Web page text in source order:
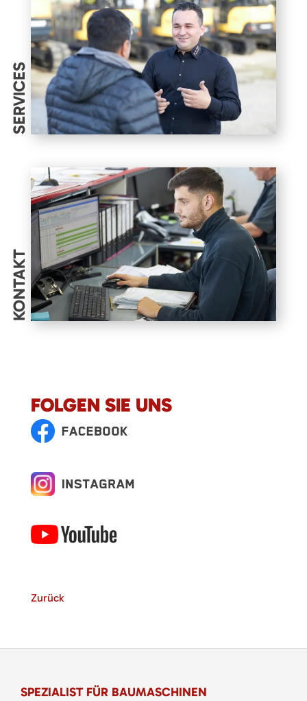
SERVICES
KONTAKT
FOLGEN SIE UNS
Zurück
SPEZIALIST FÜR BAUMASCHINEN